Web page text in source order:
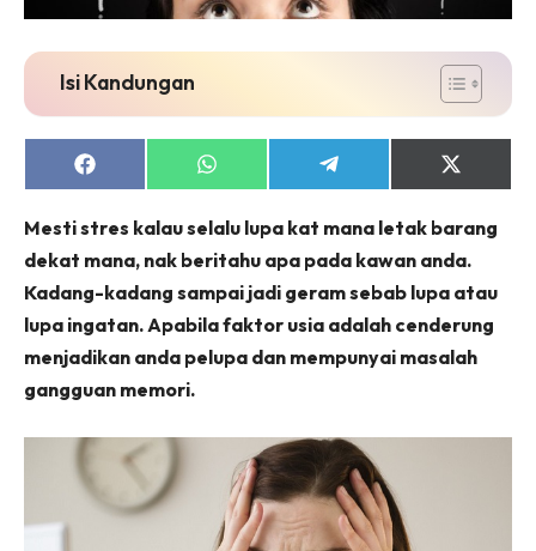
Isi Kandungan
Share
on
Share
on
Share
on
Share
on
(Twitter)
Mesti stres kalau selalu lupa kat mana letak barang
dekat mana, nak beritahu apa pada kawan anda.
Kadang-kadang sampai jadi geram sebab lupa atau
lupa ingatan. Apabila faktor usia adalah cenderung
menjadikan anda pelupa dan mempunyai masalah
gangguan memori.